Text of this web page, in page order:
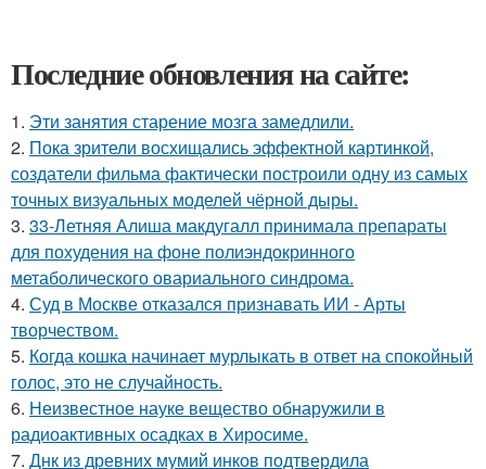
Последние обновления на сайте:
1. Эти занятия старение мозга замедлили.
2. Пока зрители восхищались эффектной картинкой,
создатели фильма фактически построили одну из самых
точных визуальных моделей чёрной дыры.
3. 33-Летняя Алиша макдугалл принимала препараты
для похудения на фоне полиэндокринного
метаболического овариального синдрома.
4. Суд в Москве отказался признавать ИИ - Арты
творчеством.
5. Когда кошка начинает мурлыкать в ответ на спокойный
голос, это не случайность.
6. Неизвестное науке вещество обнаружили в
радиоактивных осадках в Хиросиме.
7. Днк из древних мумий инков подтвердила